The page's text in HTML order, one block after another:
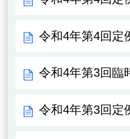
令和4年第4回定
令和4年第3回臨
令和4年第3回定